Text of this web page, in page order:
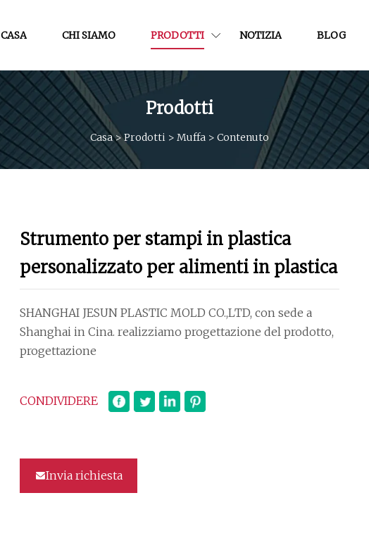
CASA CHI SIAMO PRODOTTI NOTIZIA BLOG
Prodotti
Casa>Prodotti > Muffa > Contenuto
Strumento per stampi in plastica
personalizzato per alimenti in plastica
SHANGHAI JESUN PLASTIC MOLD CO.,LTD, con sede a
Shanghai in Cina. realizziamo progettazione del prodotto,
progettazione
CONDIVIDERE
Invia richiesta